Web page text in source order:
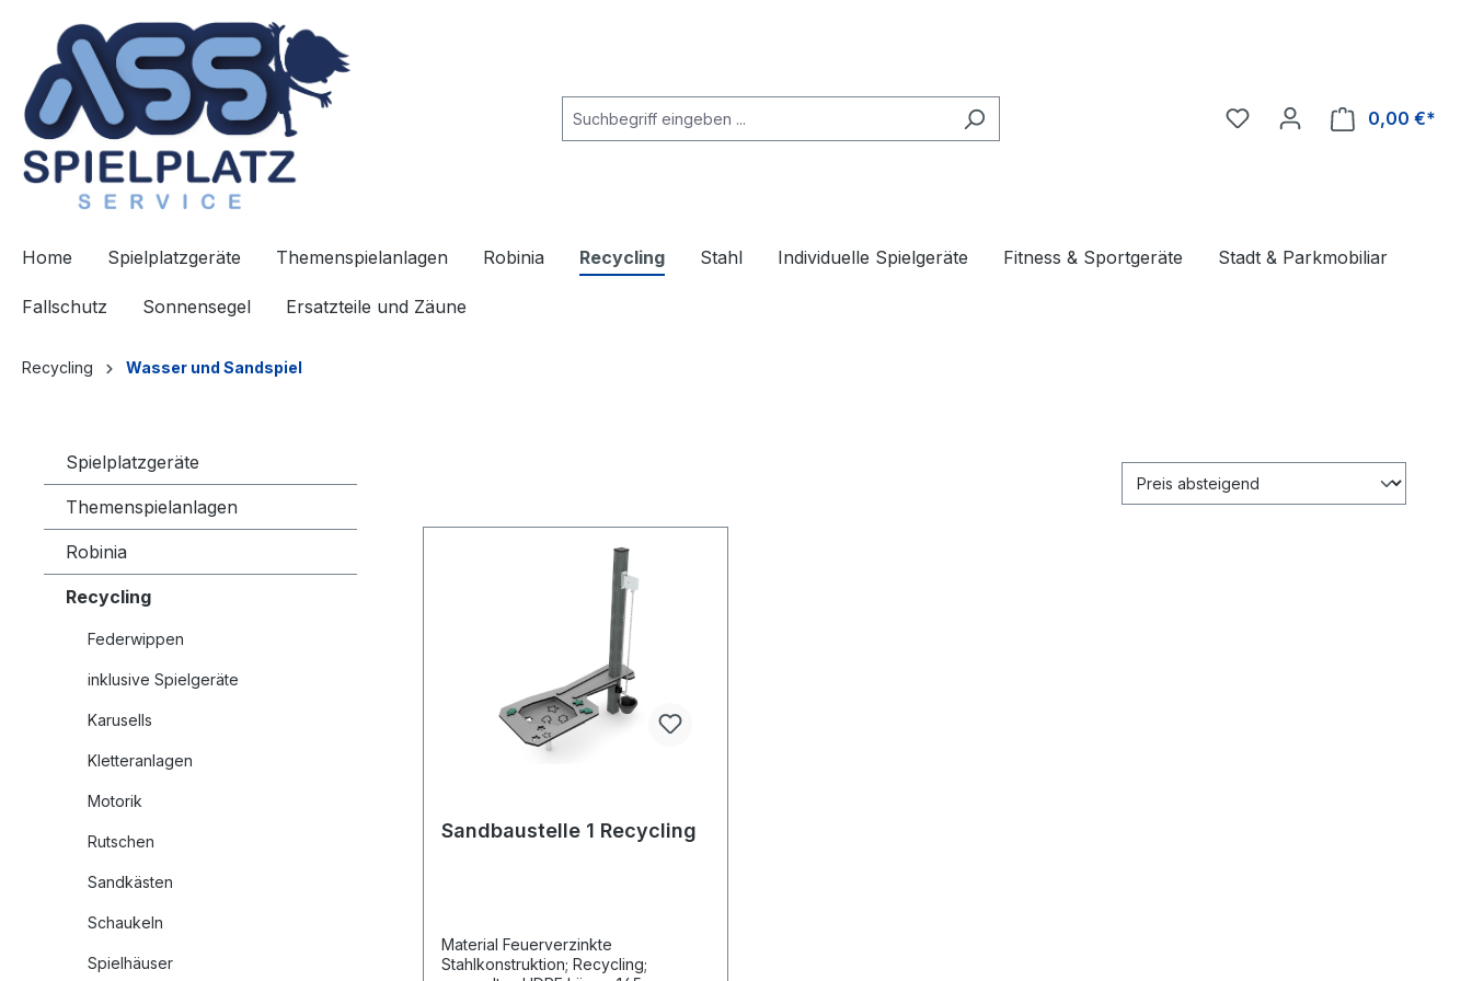
Zur Hauptnavigation springen
0,00 €*
Home Spielplatzgeräte Themenspielanlagen Robinia Recycling Stahl Individuelle Spielgeräte Fitness & Sportgeräte Stadt & Parkmobiliar
Fallschutz Sonnensegel Ersatzteile und Zäune
Recycling Wasser und Sandspiel
Spielplatzgeräte
Themenspielanlagen
Robinia
Recycling
Federwippen
inklusive Spielgeräte
Karusells
Kletteranlagen
Motorik
Rutschen
Sandkästen
Schaukeln
Spielhäuser
Sandbaustelle 1 Recycling
Material Feuerverzinkte
Stahlkonstruktion; Recycling;